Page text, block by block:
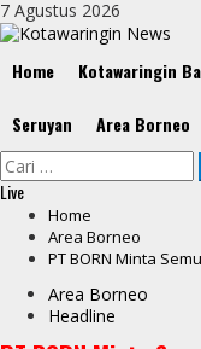
Skip
to
7 Agustus 2026
Menu
Home Kotawaringin
Seruyan Area Borneo
Cari
untuk:
Live
Home
Area Borneo
PT BORN Minta
Area Borneo
Headline